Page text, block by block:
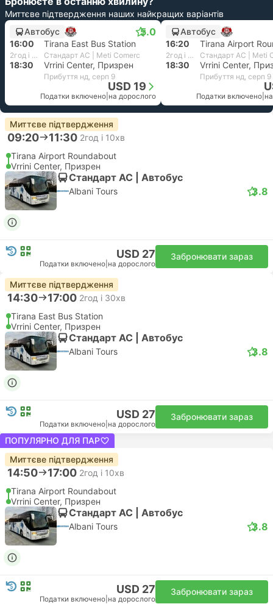
Миттєве підтвердження наших найкращих варіантів
Автобус
5.0
16:00 Tirana East Bus Station
2год і 30хв Стандарт АС | Meti Comerc
18:30 Vrrini Center, Призрен
Прибуття нд, серп 9
USD 19
Податки включено на дорослого
Автобус
16:20
Tirana Airport
2год і 10хв Стандарт АС | Meti
18:30 Vrrini Center,
Прибуття нд, серп 9
Податки включено
Миттєве підтвердження
09:20 11:30 2год і 10хв
Tirana Airport Roundabout
Vrrini Center, Призрен
Стандарт АС | Автобус
Albani Tours 3.8
USD 27
Податки включено на дорослого
Забронювати зараз
Миттєве підтвердження
14:30 17:00 2год і 30хв
Tirana East Bus Station
Vrrini Center, Призрен
Стандарт АС | Автобус
Albani Tours 3.8
USD 27
Податки включено на дорослого
Забронювати зараз
ПОПУЛЯРНО ДЛЯ ПАР
Миттєве підтвердження
14:50 17:00 2год і 10хв
Tirana Airport Roundabout
Vrrini Center, Призрен
Стандарт АС | Автобус
Albani Tours 3.8
USD 27
Податки включено на дорослого
Забронювати зараз